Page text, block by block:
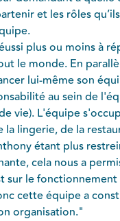
et les rôles
plus ou moins à
le monde. En
lui-même son
au sein de
vie). L'équipe
la lingerie, de la
étant plus
cela nous a
sur le fonctionnement
cette équipe a
organisation."